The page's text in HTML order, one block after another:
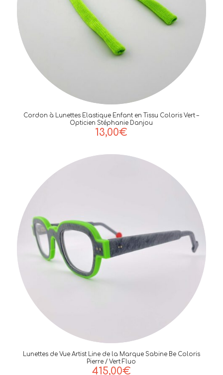
Cordon à Lunettes Elastique Enfant en Tissu Coloris Vert –
Opticien Stéphanie Danjou
13,00€
Lunettes de Vue Artist Line de la Marque Sabine Be Coloris
Pierre / Vert Fluo
415,00€